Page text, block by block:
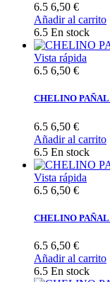
6.5 6,50 €
Añadir al carrito
6.5 En stock
Vista rápida
6.5 6,50 €
CHELINO
6.5 6,50 €
Añadir al carrito
6.5 En stock
Vista rápida
6.5 6,50 €
CHELINO
6.5 6,50 €
Añadir al carrito
6.5 En stock